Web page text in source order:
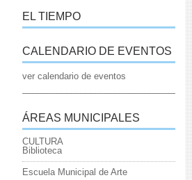
EL TIEMPO
CALENDARIO DE EVENTOS
ver calendario de eventos
ÁREAS MUNICIPALES
CULTURA
Biblioteca
Escuela Municipal de Arte